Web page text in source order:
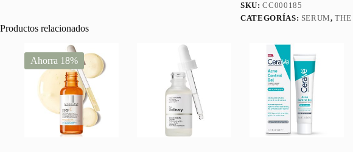
SKU:CC000185
CATEGORÍAS: SERUM,THE
Productos relacionados
Ahorra 18%